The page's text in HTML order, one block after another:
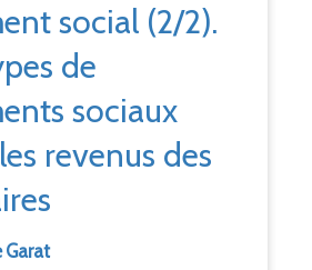
social (2/2).
de
sociaux
revenus des
Garat